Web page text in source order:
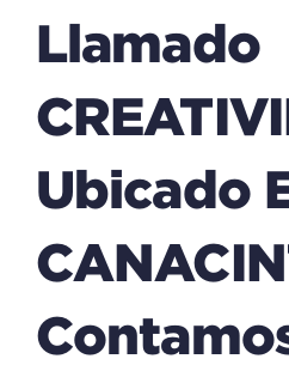
Llamado
Ubicado